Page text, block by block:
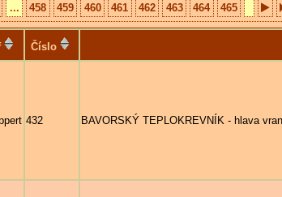
... 458 459 460 461 462 463 464 465
Číslo
432 BAVORSKÝ TEPLOKREVNÍK - hlava